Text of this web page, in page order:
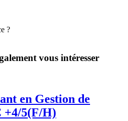
?
vous intéresser
en Gestion de
+4/5(F/H)